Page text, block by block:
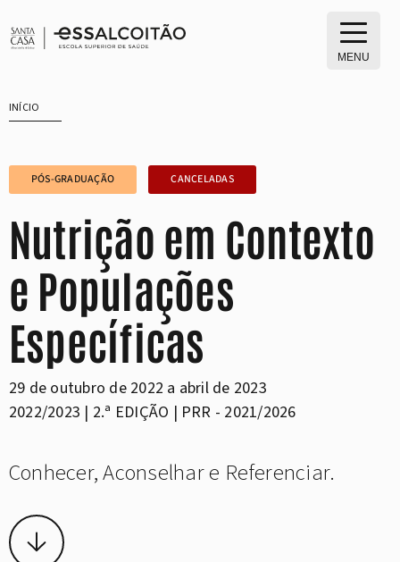
para
MENU
INÍCIO
PÓS-GRADUAÇÃO CANCELADAS
Nutrição em Contexto
e Populações
Específicas
29 de outubro de 2022 a abril de 2023
2022/2023 | 2.ª EDIÇÃO | PRR - 2021/2026
Conhecer, Aconselhar e Referenciar.